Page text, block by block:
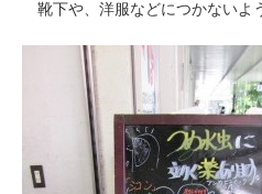
靴下や、洋服などにつかないよ